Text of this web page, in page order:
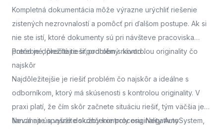
Kompletná dokumentácia môže výrazne urýchliť riešenie
zistených nezrovnalostí a pomôcť pri ďalšom postupe. Ak si
nie ste istí, ktoré dokumenty sú pri návšteve pracoviska
potrebné, prečítajte si podrobný návod.
Prečo je dôležité riešiť problém s kontrolou originality čo
najskôr
Najdôležitejšie je riešiť problém čo najskôr a ideálne s
odborníkom, ktorý má skúsenosti s kontrolou originality. V
praxi platí, že čím skôr začnete situáciu riešiť, tým väčšia je
šanca na úspešné dokončenie procesu. Negatívny
Neváhajte a využite služby kontroly originality AutoSystem,